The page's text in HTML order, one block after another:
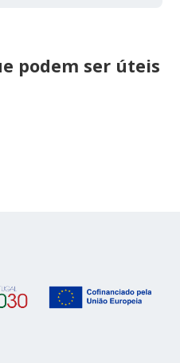
podem ser úteis